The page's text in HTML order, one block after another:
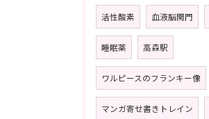
活性酸素 血液脳関門
睡眠薬 高森駅
ワルピースのフランキー像
マンガ寄せ書きトレイン